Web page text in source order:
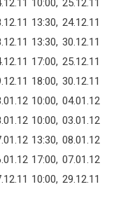
10:00, 25.12.11
13:30, 24.12.11
13:30, 30.12.11
17:00, 25.12.11
18:00, 30.12.11
10:00, 04.01.12
10:00, 03.01.12
13:30, 08.01.12
17:00, 07.01.12
10:00, 29.12.11